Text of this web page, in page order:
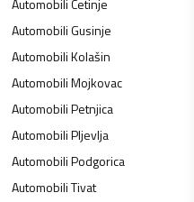
AutomobiliCetinje
AutomobiliGusinje
AutomobiliKolašin
AutomobiliMojkovac
AutomobiliPetnjica
AutomobiliPljevlja
AutomobiliPodgorica
AutomobiliTivat